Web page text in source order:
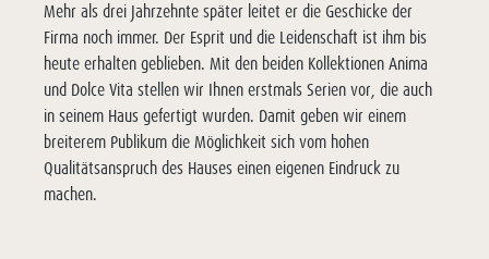
Mehr als drei Jahrzehnte später leitet er die Geschicke der
Firma noch immer. Der Esprit und die Leidenschaft ist ihm bis
heute erhalten geblieben. Mit den beiden Kollektionen Anima
und Dolce Vita stellen wir Ihnen erstmals Serien vor, die auch
in seinem Haus gefertigt wurden. Damit geben wir einem
breiterem Publikum die Möglichkeit sich vom hohen
Qualitätsanspruch des Hauses einen eigenen Eindruck zu
machen.